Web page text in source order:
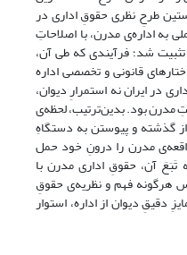
طرحِ نظری حقوقِ اداری در
به اداره‌ی مدرن، با اصلاحاتِ
شد؛ فرآیندی که طی آن،
قانونی و تخصصی اداره
در ایران نه استمرارِ دیوان،
مدرن بود. بدین‌ترتیب، لحظه‌ی
گذشته و پیوستن به دستگاهِ
مدرن را درونِ خود حمل
تَبَعَ آن، حقوقِ اداری مدرن با
هرگونه فهم و نظریه‌ی حقوقِ
دقیقِ دیوان از اداره، استوار